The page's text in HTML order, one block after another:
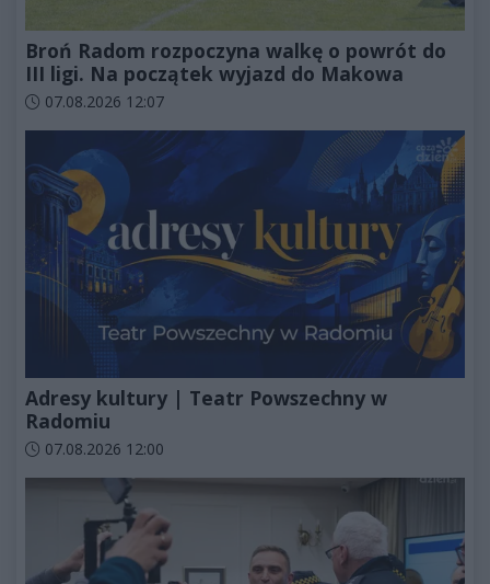
Broń Radom rozpoczyna walkę o powrót do
III ligi. Na początek wyjazd do Makowa
Data dodania artykułu:
07.08.2026 12:07
Adresy kultury | Teatr Powszechny w
Radomiu
Data dodania artykułu:
07.08.2026 12:00